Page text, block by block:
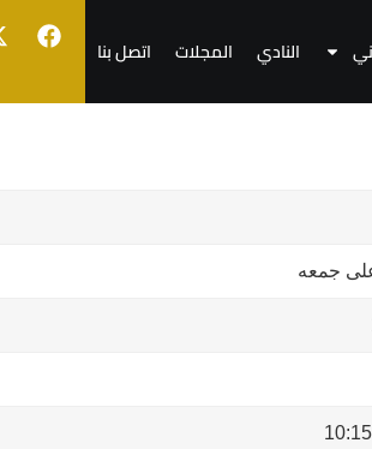
النادي المجلات اتصل بنا
جمعه